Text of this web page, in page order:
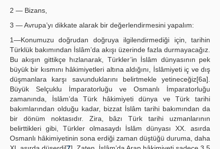
2 — Bizans,
3 — Avrupa’yı dikkate alarak bir değerlendirmesini yapalım:
1—Konumuzu doğrudan doğruya ilgilendirmediği için, tarihin
Türklük bakımından İslâm’da akışı üzerinde fazla durmayacağız.
Bu akışın gittikçe hızlanarak, Türkler’in İslâm dünyasının pek
büyük bir kısmını hâkimiyetleri altına aldığını, İslâmiyeti iç ve dış
düşmanlara karşı savunduklarını belirtmekle yetineceğiz[6a].
Büyük Selçuklu İmparatorluğu ve Osmanlı İmparatorluğu
zamanında, İslâm’da Türk hâkimiyeti dünya ve Türk tarihi
bakımlarından olduğu kadar, bizzat İslâm tarihi bakımından da
bir dönüm noktasıdır. Zira, bâzı Türk tarihi uzmanlarının
belirttikleri gibi, Türkler olmasaydı İslâm dünyası XX. asırda
Osmanlı hâkimiyetinin sona erdiği zaman düştüğü duruma, daha